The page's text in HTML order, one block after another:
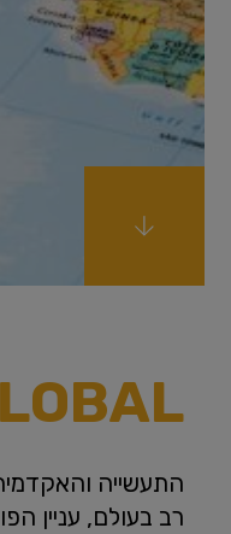
התעשייה
רב בעולם, עניין